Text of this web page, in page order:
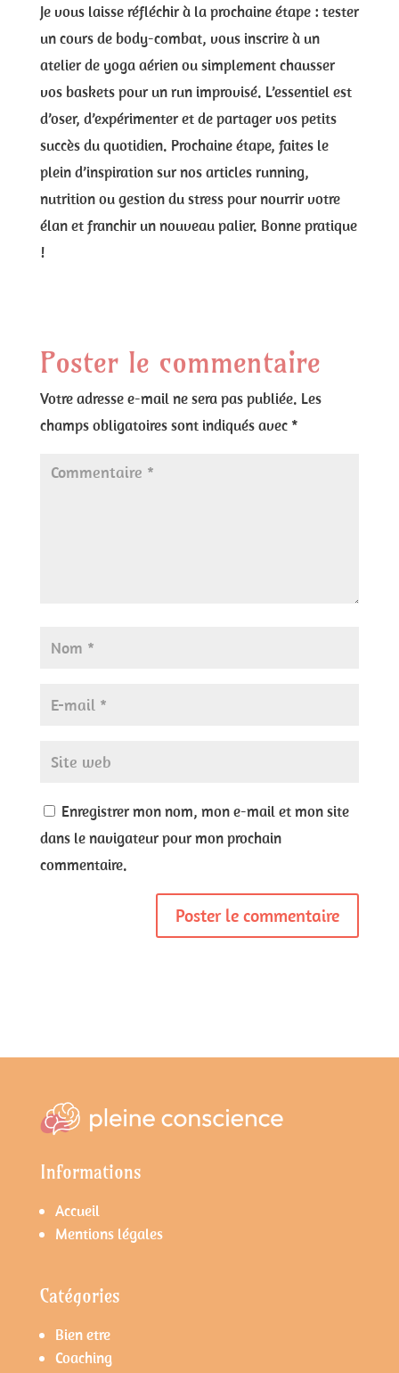
Je vous laisse réfléchir à la prochaine étape : tester
un cours de body-combat, vous inscrire à un
atelier de yoga aérien ou simplement chausser
vos baskets pour un run improvisé. L’essentiel est
d’oser, d’expérimenter et de partager vos petits
succès du quotidien. Prochaine étape, faites le
plein d’inspiration sur nos articles running,
nutrition ou gestion du stress pour nourrir votre
élan et franchir un nouveau palier. Bonne pratique
!
Poster le commentaire
Votre adresse e-mail ne sera pas publiée. Les
champs obligatoires sont indiqués avec *
Enregistrer mon nom, mon e-mail et mon site
dans le navigateur pour mon prochain
commentaire.
Informations
Accueil
Mentions légales
Catégories
Bien etre
Coaching